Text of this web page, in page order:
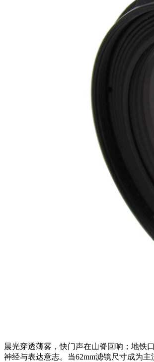
晨光穿透薄雾，快门声在山脊回响；地铁
神经与表达意志。当62mm滤镜尺寸成为